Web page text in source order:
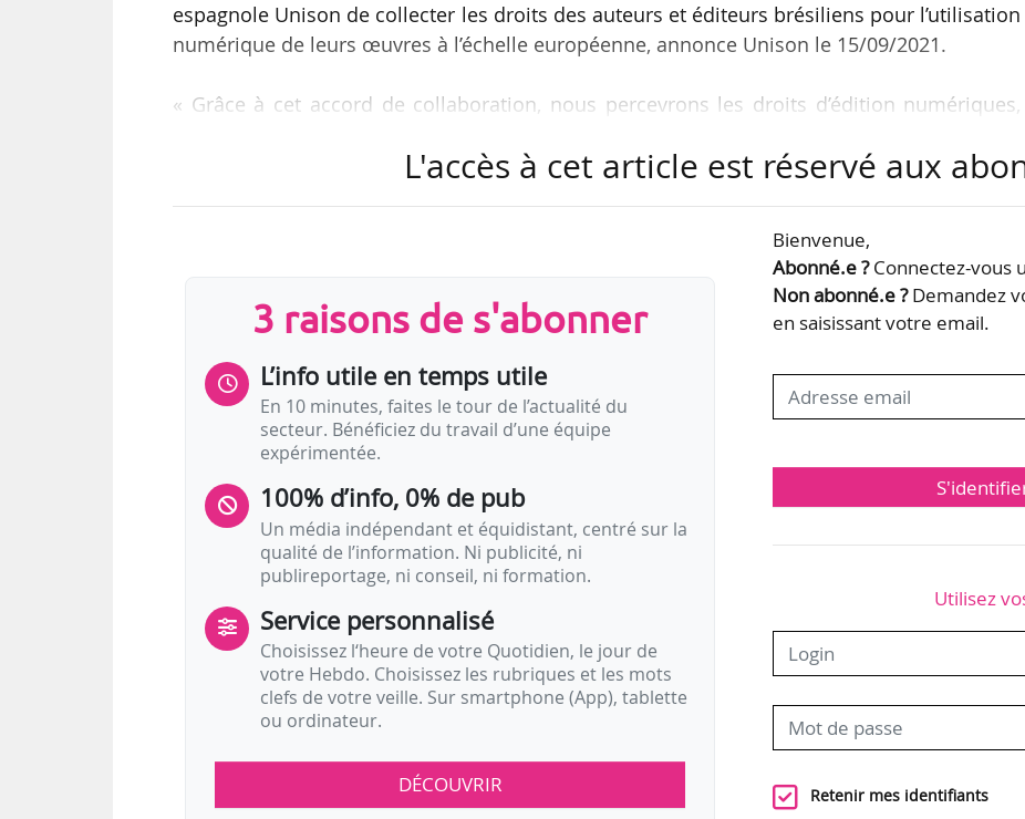
espagnole Unison de collecter les droits des auteurs et éditeurs brésiliens pour l’utilisation
numérique de leurs œuvres à l’échelle européenne, annonce Unison le 15/09/2021.
« Grâce à cet accord de collaboration, nous percevrons les droits d’édition numériques,
territoires européens. Cet accord garantit une gestion rapide et transparente des droits
Fondée en 1962 la Socinpro est l’une des six sociétés membres l’ECAD, agence nationale
L'accès à cet article est réservé aux
3 raisons de s'abonner
L’info utile en temps utile
En 10 minutes, faites le tour de l’actualité du
secteur. Bénéficiez du travail d’une équipe
expérimentée.
100% d’info, 0% de pub
Un média indépendant et équidistant, centré sur la
qualité de l’information. Ni publicité, ni
publireportage, ni conseil, ni formation.
Service personnalisé
Choisissez l‘heure de votre Quotidien, le jour de
votre Hebdo. Choisissez les rubriques et les mots
clefs de votre veille. Sur smartphone (App), tablette
ou ordinateur.
DÉCOUVRIR
Bienvenue,
Abonné.e ?Connectez-vous
Non abonné.e ?Demandez
en saisissant votre email.
Utilisez
Retenir mes identifiants